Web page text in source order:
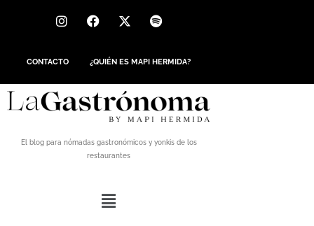
CONTACTO ¿QUIÉN ES MAPI HERMIDA?
El blog para nómadas gastronómicos y yonkis de los
restaurantes